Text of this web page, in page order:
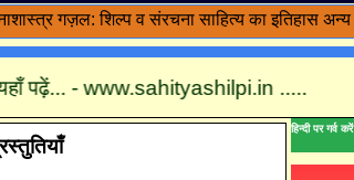
गज़ल: शिल्प व संरचना साहित्य का इतिहास अन्य
- www.sahityashilpi.in .....
हिन्दी पर गर्व करें